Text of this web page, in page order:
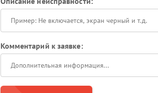
Комментарий к заявке: